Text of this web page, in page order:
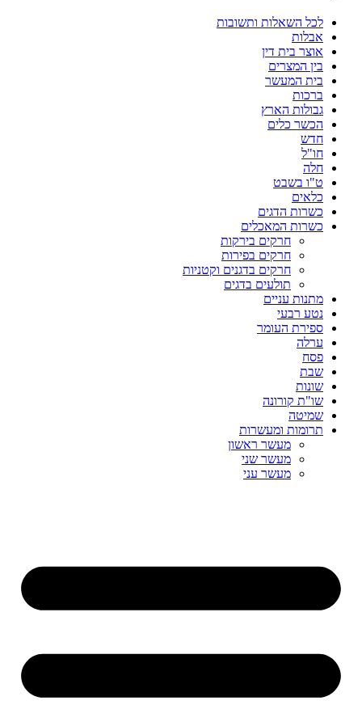
לכל השאלות ותשובות
אבלות
אוצר בית דין
בין המצרים
בית המעשר
ברכות
גבולות הארץ
הכשר כלים
חדש
חו"ל
חלה
ט"ו בשבט
כלאים
כשרות הדגים
כשרות המאכלים
חרקים בירקות
חרקים בפירות
חרקים בדגנים וקטניות
תולעים בדגים
מתנות עניים
נטע רבעי
ספירת העומר
ערלה
פסח
שבת
שונות
שו"ת קורונה
שמיטה
תרומות ומעשרות
מעשר ראשון
מעשר שני
מעשר עני